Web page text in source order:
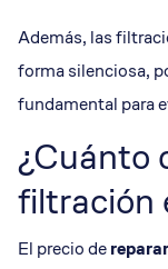
Además, las
forma silenciosa,
fundamental para
¿Cuánto
filtración
El precio dereparar